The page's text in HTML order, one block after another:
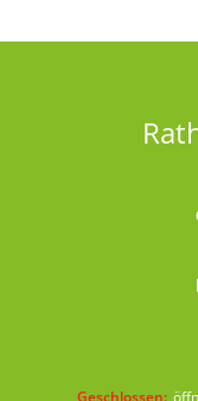
Klicken, um
Geschlossen: